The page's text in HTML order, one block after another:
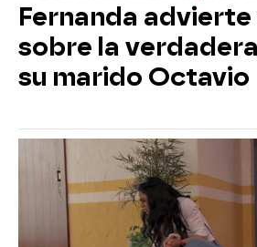
Fernanda
sobre la
su marido Octavio